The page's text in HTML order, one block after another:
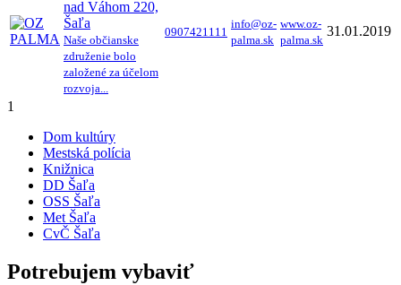
nad Váhom 220,
Šaľa
Naše občianske
združenie bolo
založené za účelom
rozvoja...
0907421111
info@oz-
palma.sk
www.oz-
palma.sk
31.01.2019
1
Dom kultúry
Mestská polícia
Knižnica
DD Šaľa
OSS Šaľa
Met Šaľa
CvČ Šaľa
Potrebujem vybaviť